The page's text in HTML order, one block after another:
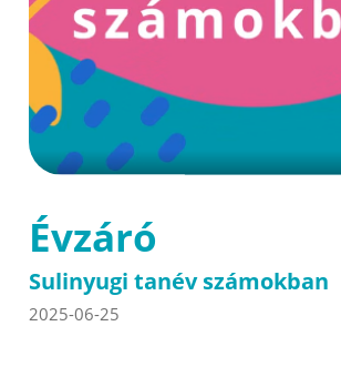
Évzáró
Sulinyugi tanév számokban
2025-06-25